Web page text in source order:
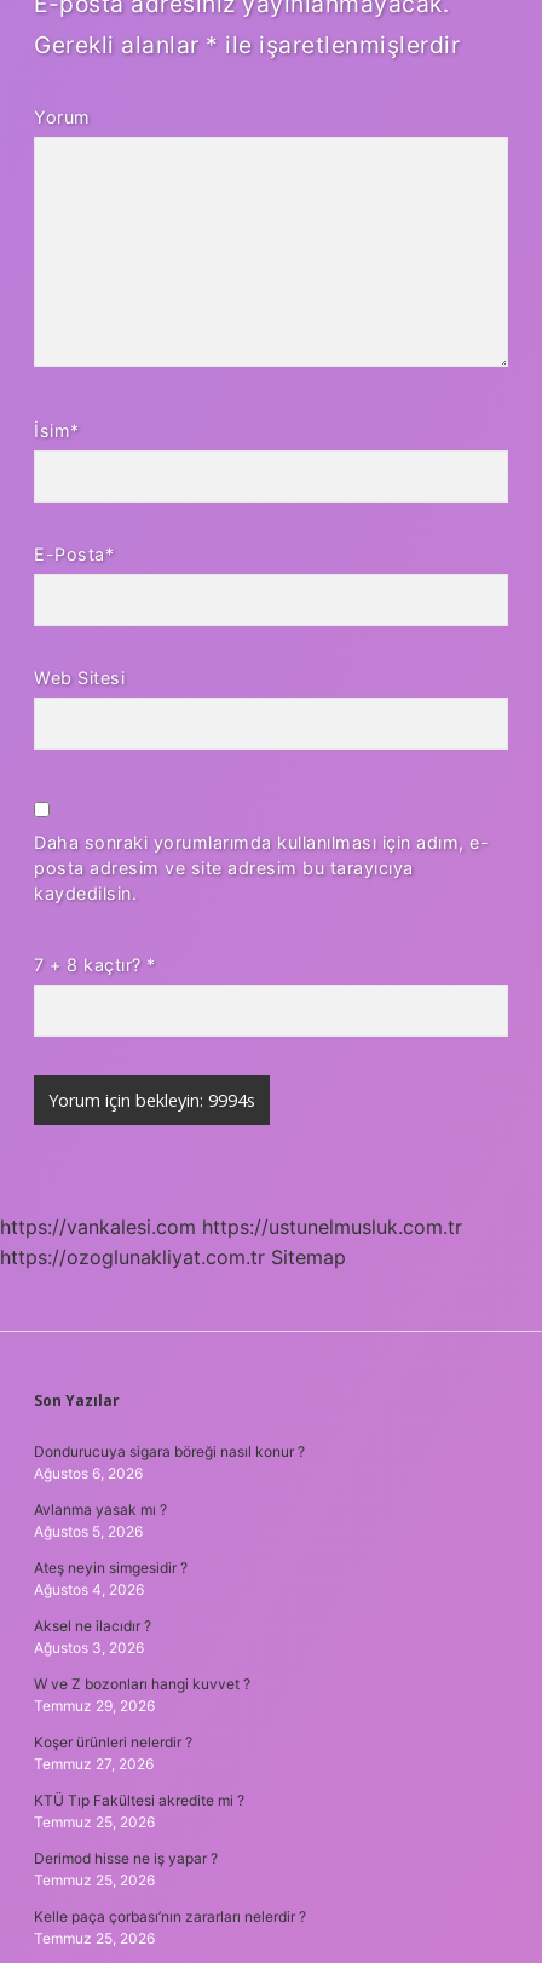
Gerekli alanlar * ile işaretlenmişlerdir
Yorum
İsim*
E-Posta*
Web Sitesi
Daha sonraki yorumlarımda kullanılması için adım, e-
posta adresim ve site adresim bu tarayıcıya
kaydedilsin.
7 + 8 kaçtır? *
https://vankalesi.com https://ustunelmusluk.com.tr
https://ozoglunakliyat.com.tr Sitemap
SIDEBAR
Son Yazılar
Dondurucuya sigara böreği nasıl konur ?
Ağustos 6, 2026
Avlanma yasak mı ?
Ağustos 5, 2026
Ateş neyin simgesidir ?
Ağustos 4, 2026
Aksel ne ilacıdır ?
Ağustos 3, 2026
W ve Z bozonları hangi kuvvet ?
Temmuz 29, 2026
Koşer ürünleri nelerdir ?
Temmuz 27, 2026
KTÜ Tıp Fakültesi akredite mi ?
Temmuz 25, 2026
Derimod hisse ne iş yapar ?
Temmuz 25, 2026
Kelle paça çorbası’nın zararları nelerdir ?
Temmuz 25, 2026